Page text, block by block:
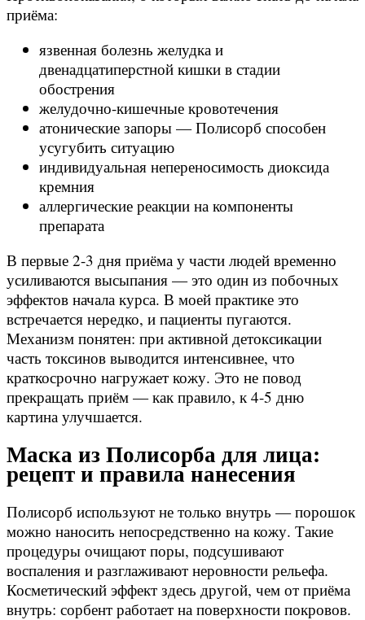
приёма:
язвенная болезнь желудка и
двенадцатиперстной кишки в стадии
обострения
желудочно-кишечные кровотечения
атонические запоры — Полисорб способен
усугубить ситуацию
индивидуальная непереносимость диоксида
кремния
аллергические реакции на компоненты
препарата
В первые 2-3 дня приёма у части людей временно
усиливаются высыпания — это один из побочных
эффектов начала курса. В моей практике это
встречается нередко, и пациенты пугаются.
Механизм понятен: при активной детоксикации
часть токсинов выводится интенсивнее, что
краткосрочно нагружает кожу. Это не повод
прекращать приём — как правило, к 4-5 дню
картина улучшается.
Маска из Полисорба для лица:
рецепт и правила нанесения
Полисорб используют не только внутрь — порошок
можно наносить непосредственно на кожу. Такие
процедуры очищают поры, подсушивают
воспаления и разглаживают неровности рельефа.
Косметический эффект здесь другой, чем от приёма
внутрь: сорбент работает на поверхности покровов.